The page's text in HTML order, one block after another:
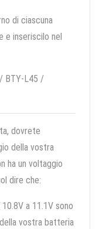
di ciascuna
e inseriscilo nel
BTY-L45 /
dovrete
della vostra
ha un voltaggio
dire che:
a 11.1V sono
vostra batteria